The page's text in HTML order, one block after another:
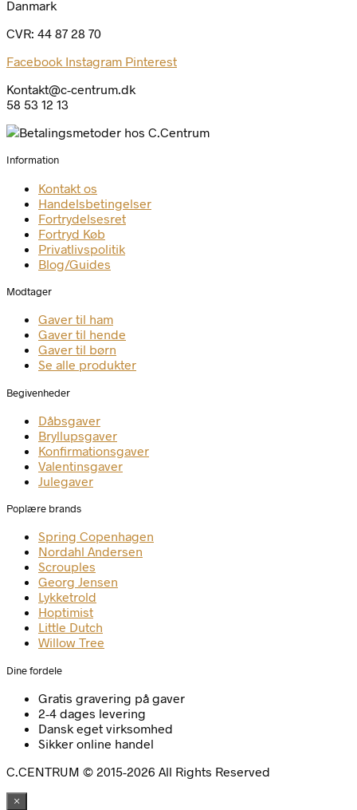
Danmark
CVR: 44 87 28 70
Facebook Instagram Pinterest
Kontakt@c-centrum.dk
58 53 12 13
Information
Kontakt os
Handelsbetingelser
Fortrydelsesret
Fortryd Køb
Privatlivspolitik
Blog/Guides
Modtager
Gaver til ham
Gaver til hende
Gaver til børn
Se alle produkter
Begivenheder
Dåbsgaver
Bryllupsgaver
Konfirmationsgaver
Valentinsgaver
Julegaver
Poplære brands
Spring Copenhagen
Nordahl Andersen
Scrouples
Georg Jensen
Lykketrold
Hoptimist
Little Dutch
Willow Tree
Dine fordele
Gratis gravering på gaver
2-4 dages levering
Dansk eget virksomhed
Sikker online handel
C.CENTRUM © 2015-2026 All Rights Reserved
×